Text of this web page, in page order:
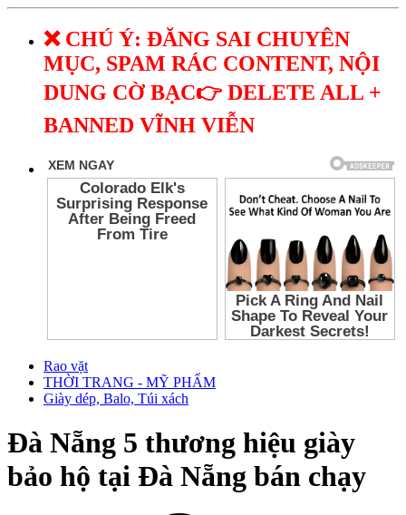
❌ CHÚ Ý: ĐĂNG SAI CHUYÊN
MỤC, SPAM RÁC CONTENT, NỘI
DUNG CỜ BẠC👉 DELETE ALL +
BANNED VĨNH VIỄN
Rao vặt
THỜI TRANG - MỸ PHẨM
Giày dép, Balo, Túi xách
Đà Nẵng 5 thương hiệu giày
bảo hộ tại Đà Nẵng bán chạy